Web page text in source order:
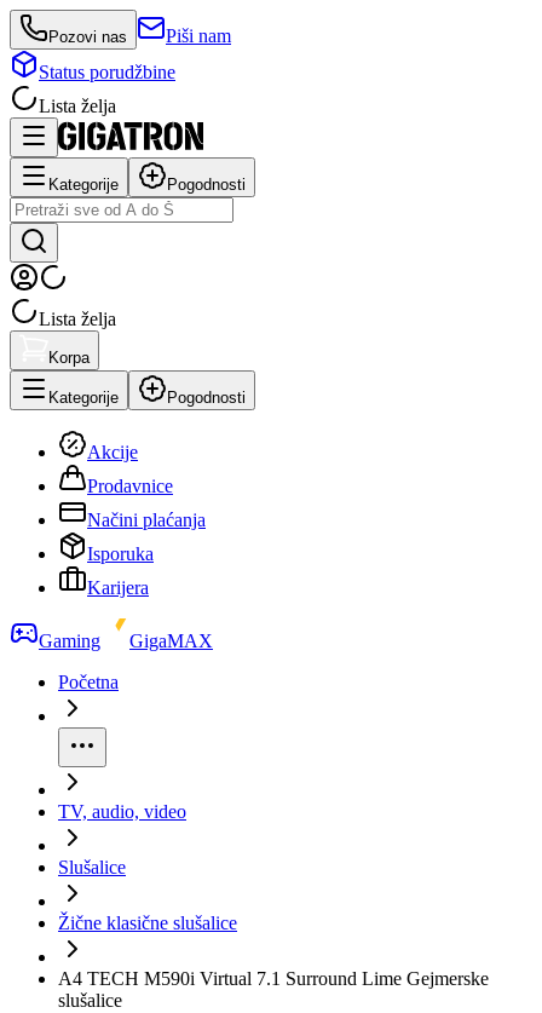
Pozovi nas
Piši nam
Status porudžbine
Lista želja
Kategorije Pogodnosti
Lista želja
Korpa
Kategorije Pogodnosti
Akcije
Prodavnice
Načini plaćanja
Isporuka
Karijera
Gaming
GigaMAX
Početna
TV, audio, video
Slušalice
Žične klasične slušalice
A4 TECH M590i Virtual 7.1 Surround Lime Gejmerske
slušalice